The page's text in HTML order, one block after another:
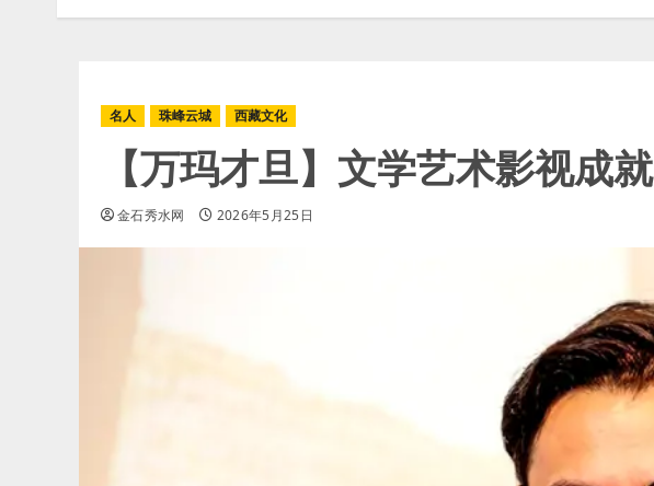
名人 珠峰云城 西藏文化
【万玛才旦】文学艺术影视成就
金石秀水网 2026年5月25日